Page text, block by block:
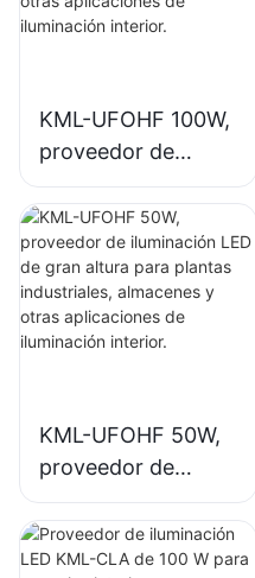
KML-UFOHF 100W,
proveedor de
iluminación LED de
gran altura para
plantas
industriales,
almacenes y otras
aplicaciones de
KML-UFOHF 50W,
proveedor de
iluminación LED de
gran altura para
plantas